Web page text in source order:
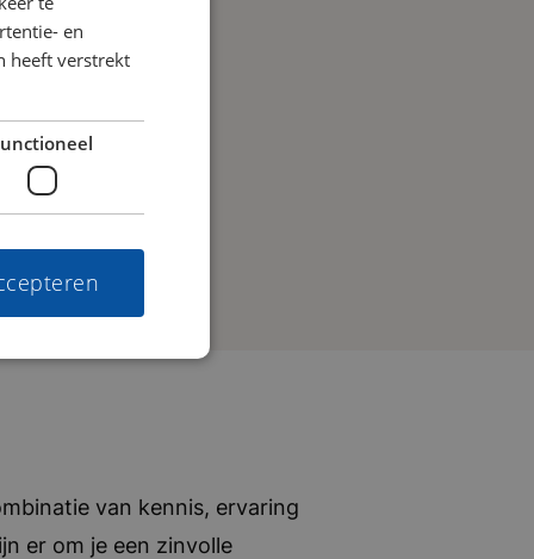
van kennis, ervaring
er om je een zinvolle
en
heeft verstrekt